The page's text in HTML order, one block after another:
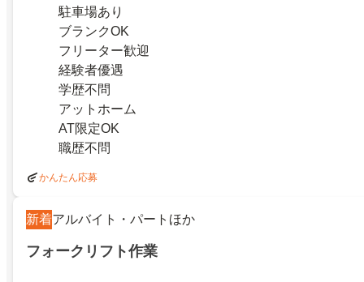
駐車場あり
ブランクOK
フリーター歓迎
経験者優遇
学歴不問
アットホーム
AT限定OK
職歴不問
かんたん応募
新着アルバイト・パートほか
フォークリフト作業